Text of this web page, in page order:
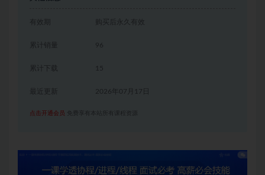
有效期 购买后永久有效
累计销量 96
累计下载 15
2026年07月17日
点击开通会员 免费享有本站所有课程资源